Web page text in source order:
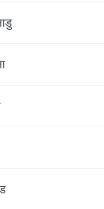
है, जहाँ
में फैला हुआ यह